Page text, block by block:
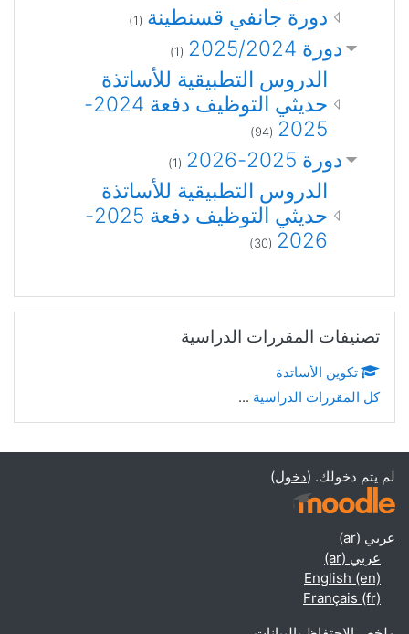
دورة جانفي قسنطينة (1)
دورة 2025/2024 (1)
الدروس التطبيقية للأساتذة
حديثي التوظيف دفعة 2024-
2025
(94)
دورة 2025-2026 (1)
الدروس التطبيقية للأساتذة
حديثي التوظيف دفعة 2025-
2026
(30)
تصنيفات المقررات الدراسية
تكوين الأساتدة
كل المقررات الدراسية ...
لم يتم دخولك. (دخول)
عربي ‎(ar)‎
عربي ‎(ar)‎
English ‎(en)‎
Français ‎(fr)‎